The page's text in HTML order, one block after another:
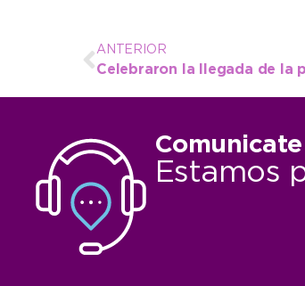
ANTERIOR
Estamos